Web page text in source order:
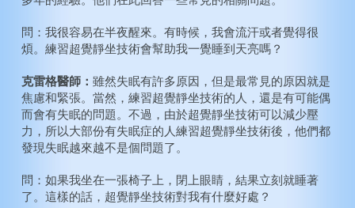
纖維肌痛症
永遠年輕
戒煙
毒癮
問：我很容易在半夜醒來。有時候，我會流汗或者覺得很
煩。練習超覺靜坐技術會幫助我一覺睡到天亮嗎？
克雷格醫師：雖然失眠有許多原因，但是最常見的原因就是
焦慮和緊張。當然，練習超覺靜坐技術的人，還是有可能偶
而會有失眠的問題。不過，由於超覺靜坐技術可以減少壓
力，所以大部份有失眠症的人練習超覺靜坐技術後，他們都
發現失眠越來越不是個問題了。
問：如果我坐在一張椅子上，閉上眼睛，結果立刻就睡著
了。這樣的話，超覺靜坐技術對我有什麼好處？